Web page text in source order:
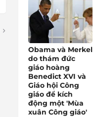
Obama và Merkel
do thám đức
giáo hoàng
Benedict XVI và
Giáo hội Công
giáo để kích
động một 'Mùa
xuân Công giáo'